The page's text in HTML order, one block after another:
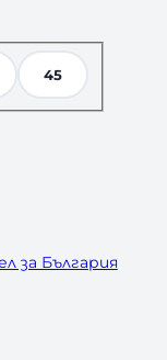
45
за България